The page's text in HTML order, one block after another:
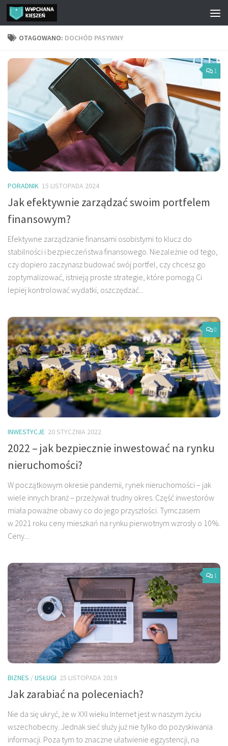
Przejdź do treści
OTAGOWANO: DOCHÓD PASYWNY
1
PORADNIK 15 LISTOPADA 2024
Jak efektywnie zarządzać swoim portfelem
finansowym?
Efektywne zarządzanie finansami osobistymi to klucz do
stabilności i bezpieczeństwa finansowego. Niezależnie od tego,
czy dopiero zaczynasz budować swój portfel, czy chcesz go
zoptymalizować, istnieją proste strategie, które pomogą Ci
lepiej kontrolować wydatki, oszczędzać...
0
INWESTYCJE 20 STYCZNIA 2022
2022 – jak bezpiecznie inwestować na rynku
nieruchomości?
W początkowym okresie pandemii, rynek nieruchomości – jak
wiele innych branż – przeżywał trudny okres. Część inwestorów
miała poważne obawy co do jego przyszłości. Tymczasem
w 2021 roku ceny mieszkań na rynku pierwotnym wzrosły o 10%.
Ceny...
1
BIZNES /USŁUGI 25 LISTOPADA 2019
Jak zarabiać na poleceniach?
Nie da się ukryć, że w XXI wieku Internet jest w naszym życiu
wszechobecny. Jednak sieć służy już nie tylko do pozyskiwania
informacji. Poza tym to znaczne ułatwienie egzystencji, na